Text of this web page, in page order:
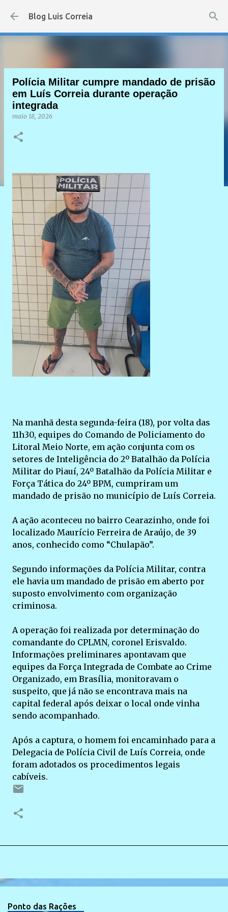
Pular para o conteúdo principal
Blog Luis Correia
Polícia Militar cumpre mandado de prisão
em Luís Correia durante operação
integrada
maio 18, 2026
Na manhã desta segunda-feira (18), por volta das
11h30, equipes do Comando de Policiamento do
Litoral Meio Norte, em ação conjunta com os
setores de Inteligência do 2º Batalhão da Polícia
Militar do Piauí, 24º Batalhão da Polícia Militar e
Força Tática do 24º BPM, cumpriram um
mandado de prisão no município de Luís Correia.
A ação aconteceu no bairro Cearazinho, onde foi
localizado Maurício Ferreira de Araújo, de 39
anos, conhecido como “Chulapão”.
Segundo informações da Polícia Militar, contra
ele havia um mandado de prisão em aberto por
suposto envolvimento com organização
criminosa.
A operação foi realizada por determinação do
comandante do CPLMN, coronel Erisvaldo.
Informações preliminares apontavam que
equipes da Força Integrada de Combate ao Crime
Organizado, em Brasília, monitoravam o
suspeito, que já não se encontrava mais na
capital federal após deixar o local onde vinha
sendo acompanhado.
Após a captura, o homem foi encaminhado para a
Delegacia de Polícia Civil de Luís Correia, onde
foram adotados os procedimentos legais
cabíveis.
Ponto das Rações